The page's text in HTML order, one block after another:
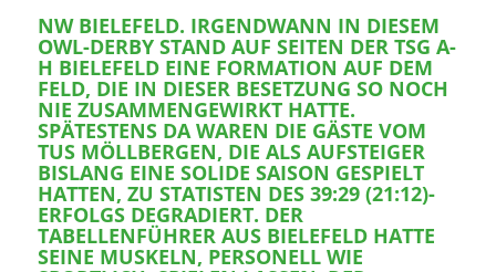
NW BIELEFELD. IRGENDWANN IN DIESEM
OWL-DERBY STAND AUF SEITEN DER TSG A-
H BIELEFELD EINE FORMATION AUF DEM
FELD, DIE IN DIESER BESETZUNG SO NOCH
NIE ZUSAMMENGEWIRKT HATTE.
SPÄTESTENS DA WAREN DIE GÄSTE VOM
TUS MÖLLBERGEN, DIE ALS AUFSTEIGER
BISLANG EINE SOLIDE SAISON GESPIELT
HATTEN, ZU STATISTEN DES 39:29 (21:12)-
ERFOLGS DEGRADIERT. DER
TABELLENFÜHRER AUS BIELEFELD HATTE
SEINE MUSKELN, PERSONELL WIE